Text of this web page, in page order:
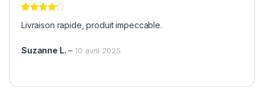
sur 5
Livraison rapide, produit impeccable.
Suzanne L. –10 avril 2025